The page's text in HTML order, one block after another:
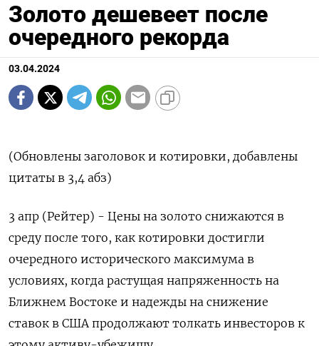
Золото дешевеет после
очередного рекорда
03.04.2024
(Обновлены заголовок и котировки, добавлены
цитаты в 3,4 абз)
3 апр (Рейтер) - Цены на золото снижаются в
среду после того, как котировки достигли
очередного исторического максимума в
условиях, когда растущая напряженность на
Ближнем Востоке и надежды на снижение
ставок в США продолжают толкать инвесторов к